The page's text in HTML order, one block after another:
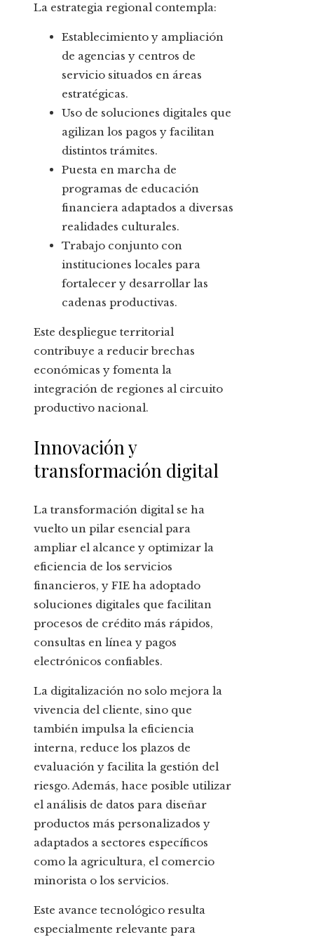
La estrategia regional contempla:
Establecimiento y ampliación
de agencias y centros de
servicio situados en áreas
estratégicas.
Uso de soluciones digitales que
agilizan los pagos y facilitan
distintos trámites.
Puesta en marcha de
programas de educación
financiera adaptados a diversas
realidades culturales.
Trabajo conjunto con
instituciones locales para
fortalecer y desarrollar las
cadenas productivas.
Este despliegue territorial
contribuye a reducir brechas
económicas y fomenta la
integración de regiones al circuito
productivo nacional.
Innovación y
transformación digital
La transformación digital se ha
vuelto un pilar esencial para
ampliar el alcance y optimizar la
eficiencia de los servicios
financieros, y FIE ha adoptado
soluciones digitales que facilitan
procesos de crédito más rápidos,
consultas en línea y pagos
electrónicos confiables.
La digitalización no solo mejora la
vivencia del cliente, sino que
también impulsa la eficiencia
interna, reduce los plazos de
evaluación y facilita la gestión del
riesgo. Además, hace posible utilizar
el análisis de datos para diseñar
productos más personalizados y
adaptados a sectores específicos
como la agricultura, el comercio
minorista o los servicios.
Este avance tecnológico resulta
especialmente relevante para